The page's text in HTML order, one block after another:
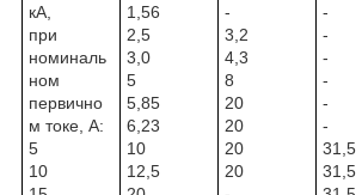
кА,
при
номиналь
ном
первично
м токе, А:
5
10
1,56
2,5
3,0
5
5,85
6,23
10
12,5
-
3,2
4,3
8
20
20
20
20
-
-
-
-
-
-
31,5
31,5